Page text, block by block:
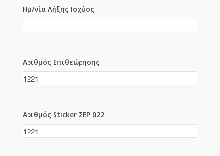
Ημ/νία Λήξης Ισχύος
Αριθμός Επιθεώρησης
Αριθμός Sticker ΣΕΡ 022